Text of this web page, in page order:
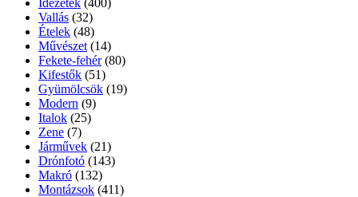
Vallás (32)
Ételek (48)
Művészet (14)
Fekete-fehér (80)
Kifestők (51)
Gyümölcsök (19)
Modern (9)
Italok (25)
Zene (7)
Járművek (21)
Drónfotó (143)
Makró (132)
Montázsok (411)